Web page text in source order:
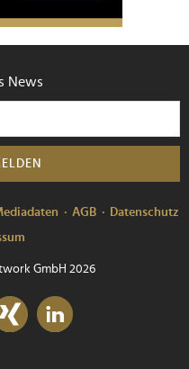
News
AGB
Datenschutz
GmbH 2026